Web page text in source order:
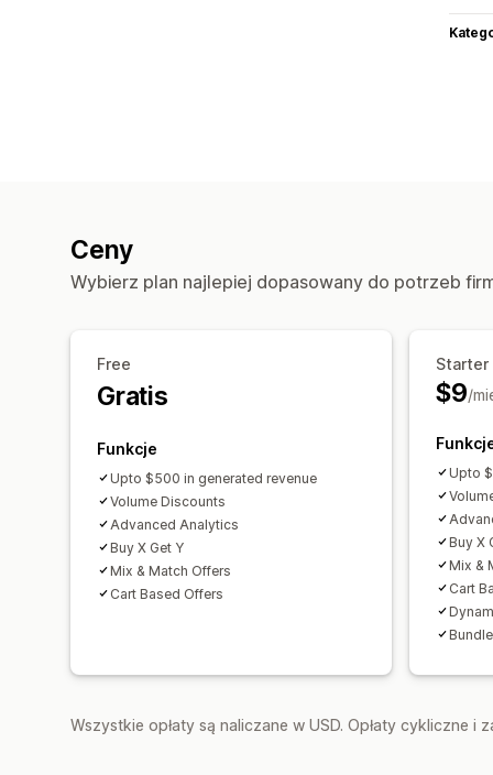
Ceny
Wybierz plan najlepiej dopasowany do potrzeb
Free
Gratis
Funkcje
Upto $500 in generated revenue
Volume Discounts
Advanced Analytics
Buy X Get Y
Mix & Match Offers
Cart Based Offers
Starter
$9/
Upto
Buy X
Mix &
Cart
Wszystkie opłaty są naliczane w USD. Opłaty cykliczne